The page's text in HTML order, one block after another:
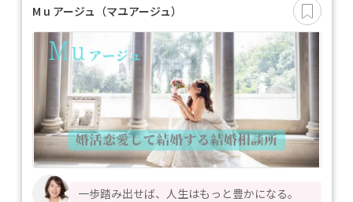
M u アージュ（マユアージュ）
一歩踏み出せば、人生はもっと豊かになる。